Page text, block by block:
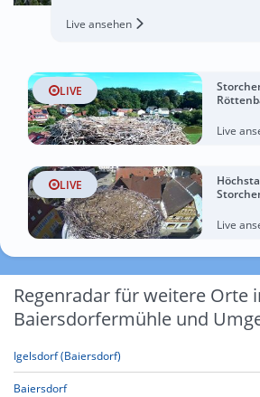
Live ansehen
LIVE
Live
LIVE
Live
Regenradar für weitere Orte
Baiersdorfermühle und
Igelsdorf (Baiersdorf)
Baiersdorf